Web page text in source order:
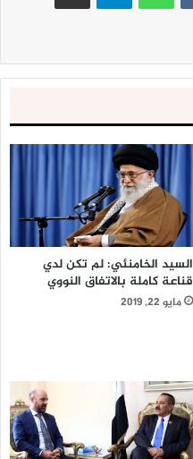
السيد الخامنئي: لم تكن لدي
قناعة كاملة بالاتفاق النووي
مايو 22, 2019